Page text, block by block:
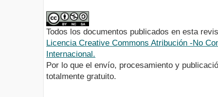
Todos los documentos publicados en esta
Licencia Creative Commons Atribución -No
Internacional.
Por lo que el envío, procesamiento y
totalmente gratuito.